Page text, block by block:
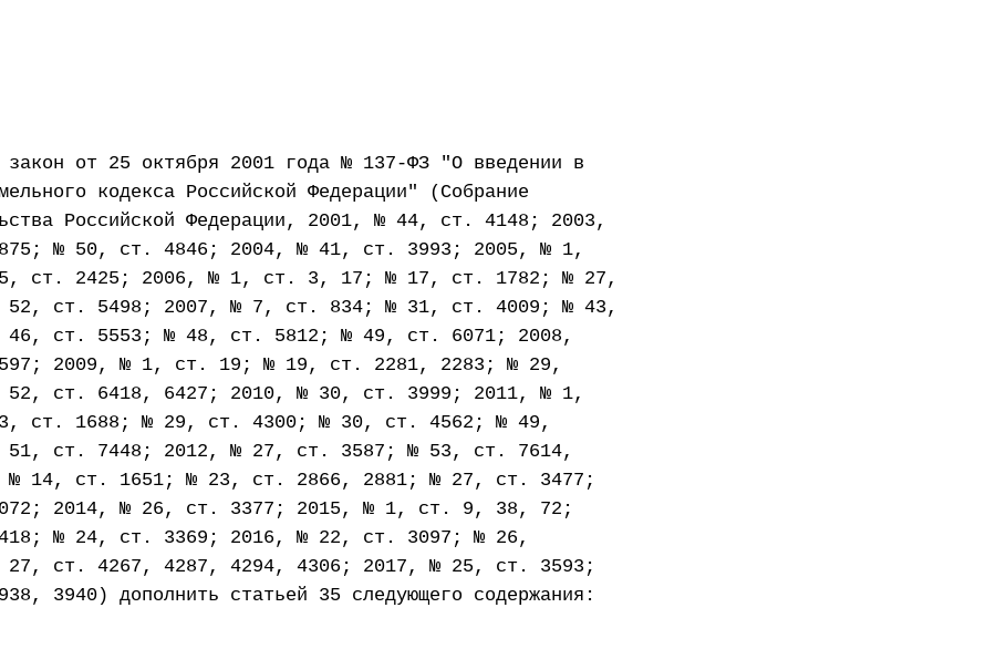
закон от 25 октября 2001 года № 137-ФЗ "О введении в
кодекса Российской Федерации" (Собрание
Российской Федерации, 2001, № 44, ст. 4148; 2003,
№ 50, ст. 4846; 2004, № 41, ст. 3993; 2005, № 1,
ст. 2425; 2006, № 1, ст. 3, 17; № 17, ст. 1782; № 27,
52, ст. 5498; 2007, № 7, ст. 834; № 31, ст. 4009; № 43,
46, ст. 5553; № 48, ст. 5812; № 49, ст. 6071; 2008,
2009, № 1, ст. 19; № 19, ст. 2281, 2283; № 29,
52, ст. 6418, 6427; 2010, № 30, ст. 3999; 2011, № 1,
ст. 1688; № 29, ст. 4300; № 30, ст. 4562; № 49,
51, ст. 7448; 2012, № 27, ст. 3587; № 53, ст. 7614,
№ 14, ст. 1651; № 23, ст. 2866, 2881; № 27, ст. 3477;
2014, № 26, ст. 3377; 2015, № 1, ст. 9, 38, 72;
№ 24, ст. 3369; 2016, № 22, ст. 3097; № 26,
27, ст. 4267, 4287, 4294, 4306; 2017, № 25, ст. 3593;
3940) дополнить статьей 35 следующего содержания: